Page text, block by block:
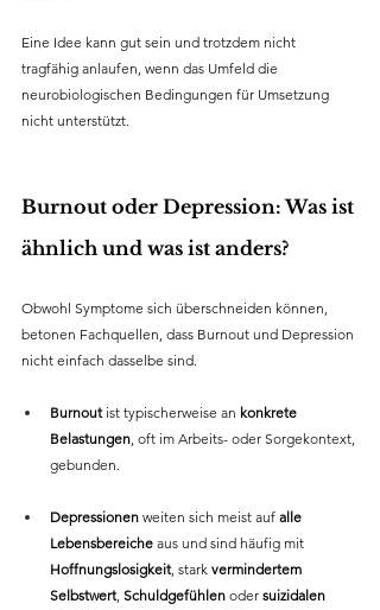
Eine Idee kann gut sein und trotzdem nicht
tragfähig anlaufen, wenn das Umfeld die
neurobiologischen Bedingungen für Umsetzung
nicht unterstützt.
Burnout oder Depression: Was ist
ähnlich und was ist anders?
Obwohl Symptome sich überschneiden können,
betonen Fachquellen, dass Burnout und Depression
nicht einfach dasselbe sind.
Burnout ist typischerweise an konkrete
Belastungen , oft im Arbeits- oder Sorgekontext,
gebunden.
Depressionen weiten sich meist auf alle
Lebensbereiche aus und sind häufig mit
Hoffnungslosigkeit, stark vermindertem
Selbstwert, Schuldgefühlen oder suizidalen